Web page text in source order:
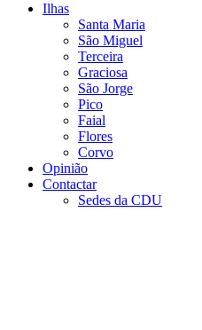
Ilhas
Santa Maria
São Miguel
Terceira
Graciosa
São Jorge
Pico
Faial
Flores
Corvo
Opinião
Contactar
Sedes da CDU